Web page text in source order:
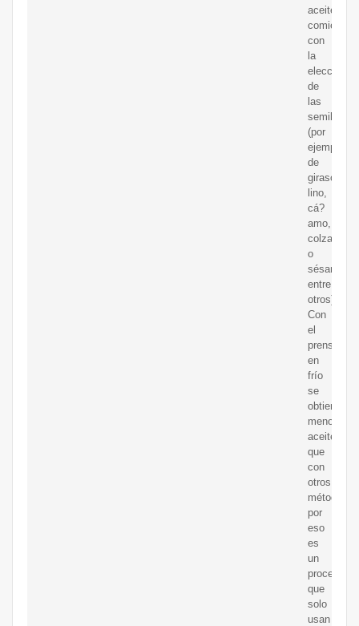
aceite
comienza
con
la
elección
de
las
semillas
(por
ejemplo,
de
girasol,
lino,
cá?
amo,
colza
o
sésamo,
entre
otros).
Con
el
prensado
en
frío
se
obtiene
menos
aceite
que
con
otros
métodos,
por
eso
es
un
proceso
que
solo
usan